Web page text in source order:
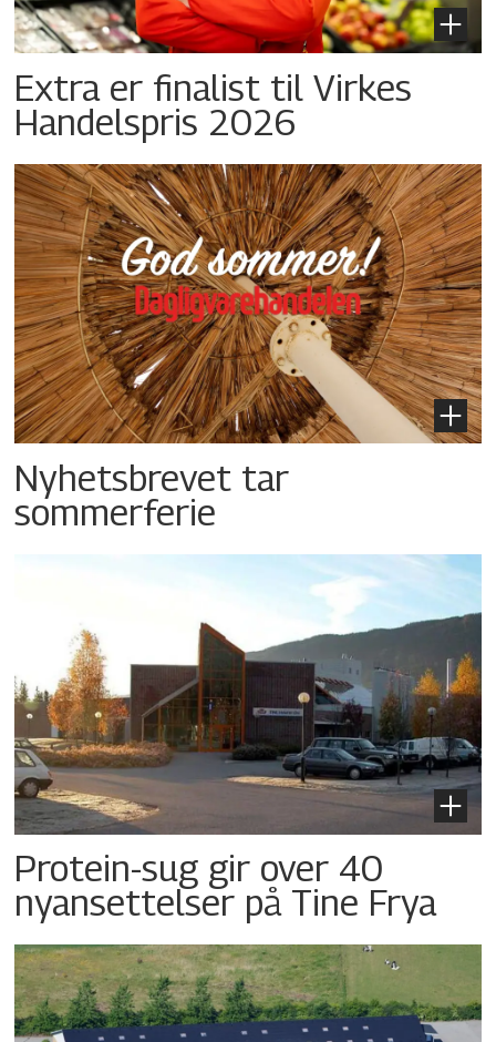
Extra er finalist til Virkes
Handelspris 2026
Nyhetsbrevet tar
sommerferie
Protein-sug gir over 40
nyansettelser på Tine Frya